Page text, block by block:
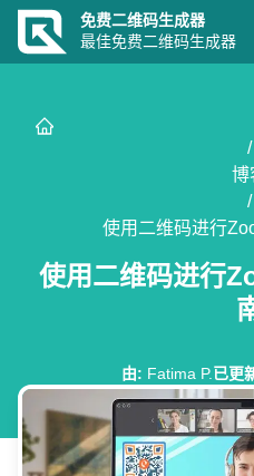
免费二维码生成器
最佳免费二维码生成器
/
博
/
使用二维码进行
使用二维码进行
由: Fatima P.已更